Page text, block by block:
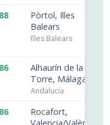
88
Pòrtol, Illes
Balears
Illes Balears
86
Alhaurín de la
Torre, Málaga
Andalucía
86
Rocafort,